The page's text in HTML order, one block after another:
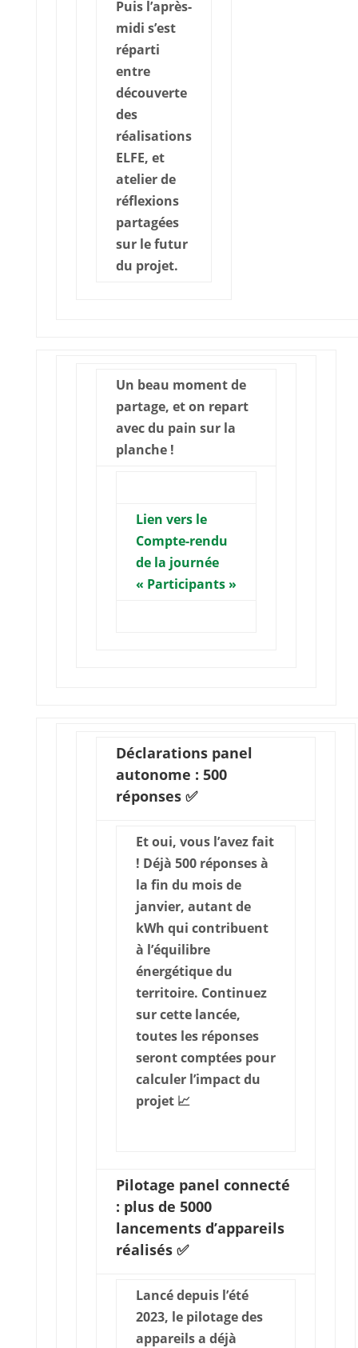
Puis l’après-
midi s’est
réparti
entre
découverte
des
réalisations
ELFE, et
atelier de
réflexions
partagées
sur le futur
du projet.
Un beau moment de
partage, et on repart
avec du pain sur la
planche !
Lien vers le
Compte-rendu
de la journée
« Participants »
Déclarations panel
autonome : 500
réponses ✅
Et oui, vous l’avez fait
! Déjà 500 réponses à
la fin du mois de
janvier, autant de
kWh qui contribuent
à l’équilibre
énergétique du
territoire. Continuez
sur cette lancée,
toutes les réponses
seront comptées pour
calculer l’impact du
projet 📈
Pilotage panel connecté
: plus de 5000
lancements d’appareils
réalisés ✅
Lancé depuis l’été
2023, le pilotage des
appareils a déjà